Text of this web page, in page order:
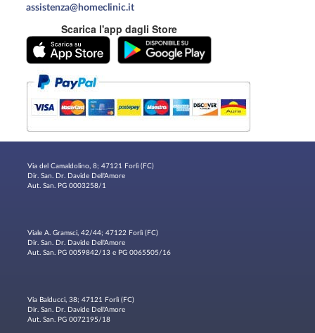
assistenza@homeclinic.it
Scarica l'app dagli Store
Via del Camaldolino, 8; 47121 Forlì (FC)
Dir. San. Dr. Davide Dell'Amore
Aut. San. PG 0003258/1
Viale A. Gramsci, 42/44; 47122 Forlì (FC)
Dir. San. Dr. Davide Dell'Amore
Aut. San. PG 0059842/13 e PG 0065505/16
Via Balducci, 38; 47121 Forlì (FC)
Dir. San. Dr. Davide Dell'Amore
Aut. San. PG 0072195/18